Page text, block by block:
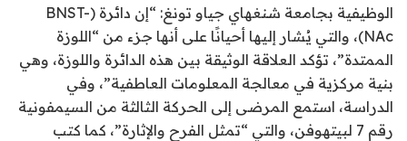
الوظيفية بجامعة شنغهاي جياو تونغ: “إن دائرة (BNST-
NAc)، والتي يُشار إليها أحيانًا على أنها جزء من “اللوزة
الممتدة”، تؤكد العلاقة الوثيقة بين هذه الدائرة واللوزة، وهي
بنية مركزية في معالجة المعلومات العاطفية”، وفي
الدراسة، استمع المرضى إلى الحركة الثالثة من السيمفونية
رقم 7 لبيتهوفن، والتي “تمثل الفرح والإثارة”، كما كتب